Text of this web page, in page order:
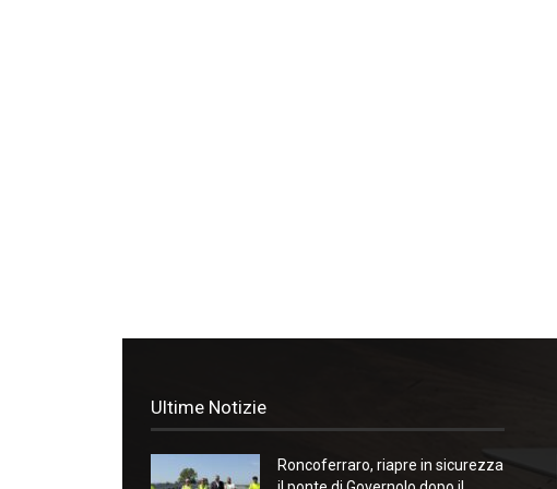
Ultime Notizie
Roncoferraro, riapre in sicurezza